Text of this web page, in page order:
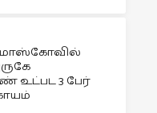
உட்பட 3 பேர்